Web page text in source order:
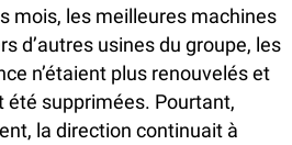
mois, les meilleures machines
d’autres usines du groupe, les
n’étaient plus renouvelés et
été supprimées. Pourtant,
la direction continuait à